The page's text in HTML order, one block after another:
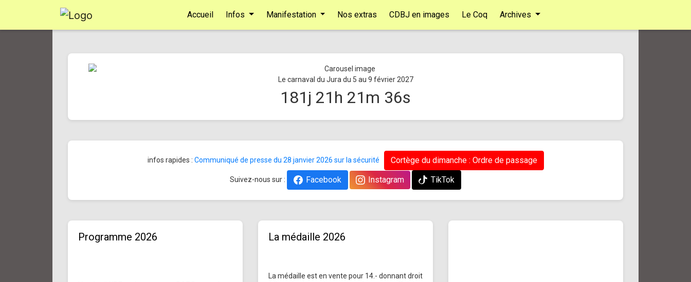
Accueil Infos Manifestation Nos extras CDBJ en images Le Coq Archives
Le carnaval du Jura du 5 au 9 février 2027
181 j 21 h 21 m 35s
infos rapides : Communiqué de presse du 28 janvier 2026 sur la sécurité Cortège du dimanche : Ordre de passage
Suivez-nous sur : Facebook Instagram TikTok
Programme 2026 La médaille 2026
La médaille est en vente pour 14.- donnant droit